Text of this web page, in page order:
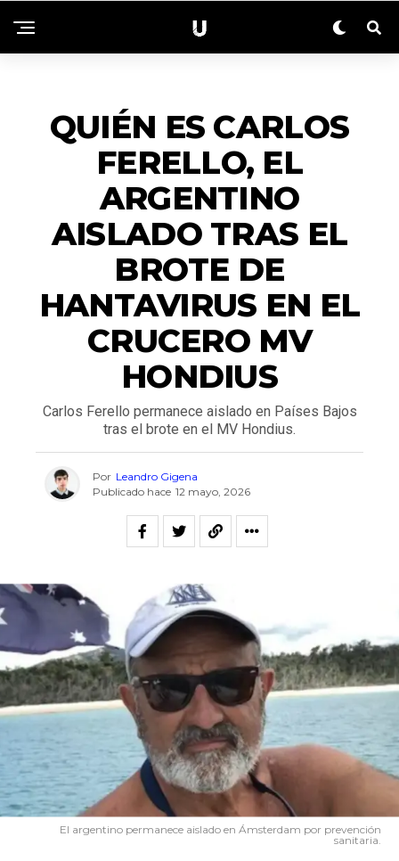
QUIÉN ES CARLOS
FERELLO, EL
ARGENTINO
AISLADO TRAS EL
BROTE DE
HANTAVIRUS EN EL
CRUCERO MV
HONDIUS
Carlos Ferello permanece aislado en Países Bajos
tras el brote en el MV Hondius.
Por Leandro Gigena
Publicado hace 12 mayo, 2026
El argentino permanece aislado en Ámsterdam por prevención
sanitaria.